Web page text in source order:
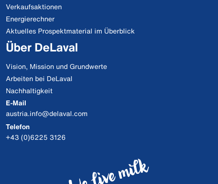
Verkaufsaktionen
Energierechner
Aktuelles Prospektmaterial im Überblick
Über DeLaval
Vision, Mission und Grundwerte
Arbeiten bei DeLaval
Nachhaltigkeit
E-Mail
austria.info@delaval.com
Telefon
+43 (0)6225 3126